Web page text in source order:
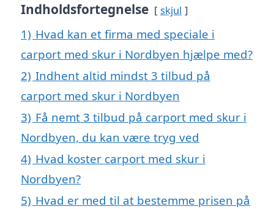
Indholdsfortegnelse skjul
1) Hvad kan et firma med speciale i
carport med skur i Nordbyen hjælpe med?
2) Indhent altid mindst 3 tilbud på
carport med skur i Nordbyen
3) Få nemt 3 tilbud på carport med skur i
Nordbyen, du kan være tryg ved
4) Hvad koster carport med skur i
Nordbyen?
5) Hvad er med til at bestemme prisen på